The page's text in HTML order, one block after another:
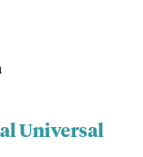
Universal